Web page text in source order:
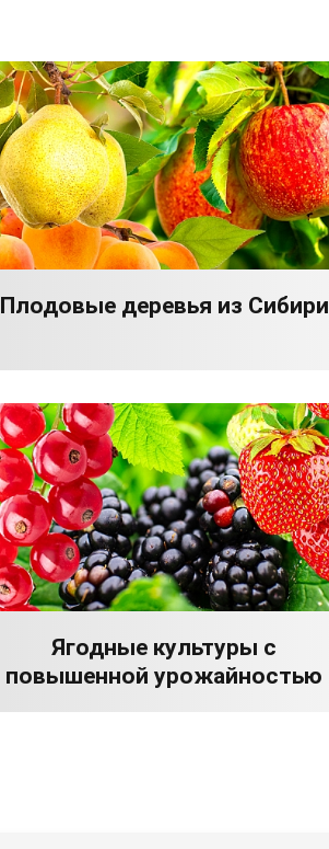
Плодовые деревья из Сибири
Ягодные культуры с
повышенной урожайностью